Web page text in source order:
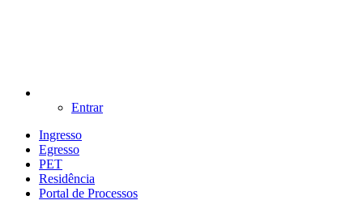
Entrar
Ingresso
Egresso
PET
Residência
Portal de Processos